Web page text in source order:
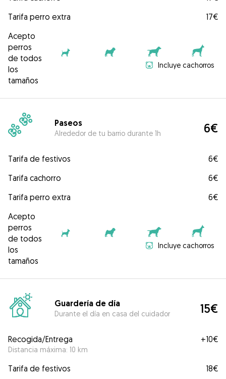
Tarifa perro extra
17€
Acepto
perros
de todos
los
tamaños
Incluye cachorros
Paseos
Alrededor de tu barrio durante 1h 6€
Tarifa de festivos
6€
Tarifa cachorro
6€
Tarifa perro extra
6€
Acepto
perros
de todos
los
tamaños
Incluye cachorros
Guardería de día
Durante el día en casa del cuidador 15€
Recogida/Entrega
Distancia máxima: 10 km
+10€
Tarifa de festivos 18€